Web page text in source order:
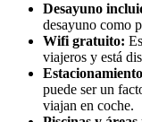
Desayuno
desayuno como
Wifi gratuito:
viajeros y está
puede ser un
viajan en coche.